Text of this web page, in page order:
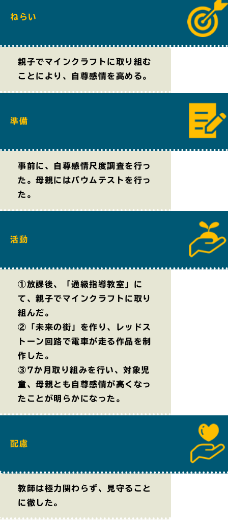
ねらい
親子でマインクラフトに取り組む
ことにより、自尊感情を高める。
準備
事前に、自尊感情尺度調査を行っ
た。母親にはバウムテストを行っ
た。
活動
①放課後、「通級指導教室」に
て、親子でマインクラフトに取り
組んだ。
②「未来の街」を作り、レッドス
トーン回路で電車が走る作品を制
作した。
③7か月取り組みを行い、対象児
童、母親とも自尊感情が高くなっ
たことが明らかになった。
配慮
教師は極力関わらず、見守ること
に徹した。